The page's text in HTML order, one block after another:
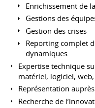
Enrichissement de
Gestions des
Gestion des crises
Reporting complet
dynamiques
Expertise technique
matériel, logiciel,
Représentation
Recherche de